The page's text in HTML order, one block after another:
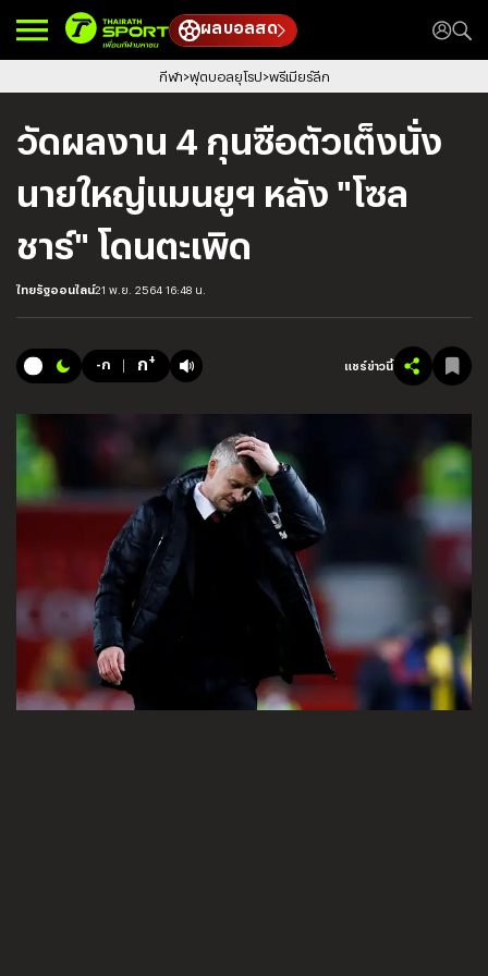
ผลบอลสด
กีฬา ฟุตบอลยุโรป พรีเมียร์ลีก
วัดผลงาน 4 กุนซือตัวเต็งนั่ง
นายใหญ่แมนยูฯ หลัง "โซล
ชาร์" โดนตะเพิด
ไทยรัฐออนไลน์21 พ.ย. 2564 16:48 น.
-ก ก+ แชร์ข่าวนี้